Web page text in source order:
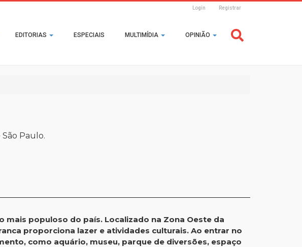
Login Registrar
EDITORIAS ESPECIAIS MULTIMÍDIA OPINIÃO
Paulo.
populoso do país. Localizado na Zona Oeste da
proporciona lazer e atividades culturais. Ao entrar no
como aquário, museu, parque de diversões, espaço